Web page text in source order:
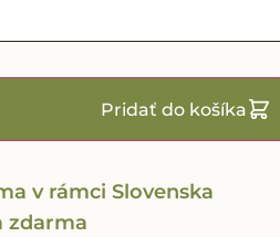
Pridať do košíka
v rámci Slovenska
zdarma